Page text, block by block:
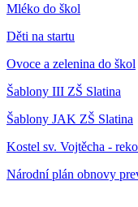
Mléko do škol
Děti na startu
Ovoce a zelenina do škol
Šablony III ZŠ Slatina
Šablony JAK ZŠ Slatina
Kostel sv. Vojtěcha -
Národní plán obnovy